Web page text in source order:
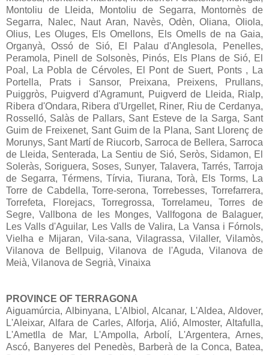
Montoliu de Lleida, Montoliu de Segarra, Montornès de
Segarra, Nalec, Naut Aran, Navès, Odèn, Oliana, Oliola,
Olius, Les Oluges, Els Omellons, Els Omells de na Gaia,
Organyà, Ossó de Sió, El Palau d'Anglesola, Penelles,
Peramola, Pinell de Solsonès, Pinós, Els Plans de Sió, El
Poal, La Pobla de Cérvoles, El Pont de Suert, Ponts , La
Portella, Prats i Sansor, Preixana, Preixens, Prullans,
Puiggròs, Puigverd d'Agramunt, Puigverd de Lleida, Rialp,
Ribera d'Ondara, Ribera d'Urgellet, Riner, Riu de Cerdanya,
Rosselló, Salàs de Pallars, Sant Esteve de la Sarga, Sant
Guim de Freixenet, Sant Guim de la Plana, Sant Llorenç de
Morunys, Sant Martí de Riucorb, Sarroca de Bellera, Sarroca
de Lleida, Senterada, La Sentiu de Sió, Seròs, Sidamon, El
Soleràs, Soriguera, Soses, Sunyer, Talavera, Tarrés, Tarroja
de Segarra, Térmens, Tírvia, Tiurana, Torà, Els Torms, La
Torre de Cabdella, Torre-serona, Torrebesses, Torrefarrera,
Torrefeta, Florejacs, Torregrossa, Torrelameu, Torres de
Segre, Vallbona de les Monges, Vallfogona de Balaguer,
Les Valls d'Aguilar, Les Valls de Valira, La Vansa i Fórnols,
Vielha e Mijaran, Vila-sana, Vilagrassa, Vilaller, Vilamòs,
Vilanova de Bellpuig, Vilanova de l'Aguda, Vilanova de
Meià, Vilanova de Segrià, Vinaixa
PROVINCE OF TERRAGONA
Aiguamúrcia, Albinyana, L'Albiol, Alcanar, L'Aldea, Aldover,
L'Aleixar, Alfara de Carles, Alforja, Alió, Almoster, Altafulla,
L'Ametlla de Mar, L'Ampolla, Arbolí, L'Argentera, Arnes,
Ascó, Banyeres del Penedès, Barberà de la Conca, Batea,